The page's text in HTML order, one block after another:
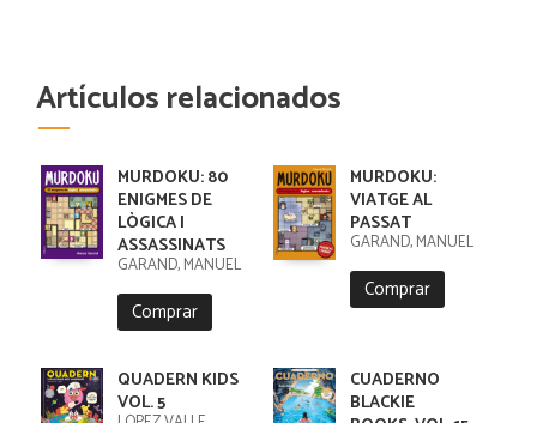
Artículos relacionados
MURDOKU: 80
ENIGMES DE
LÒGICA I
ASSASSINATS
GARAND, MANUEL
Comprar
MURDOKU:
VIATGE AL
PASSAT
GARAND, MANUEL
Comprar
QUADERN KIDS
VOL. 5
CUADERNO
BLACKIE